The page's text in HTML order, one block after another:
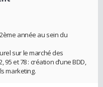
année au sein du
sur le marché des
et 78 : création d’une BDD,
marketing.